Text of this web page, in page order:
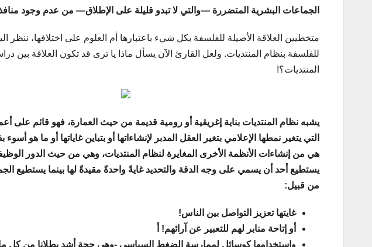
الجماعات البشرية المتضررة —والتي لا تبدو قليلة على الإطلاق— من عدم وجود
متخطيين العلاقة الأصيلة للفلسفة بكل شيء باعتبارها أم العلوم على اختلافها، ننظر
للفلسفة بنظام المنتديات. ولعل القارئ الآن يسأل ماذا يا ترى قد تكون العلاقة بين
المنتديات؟!
يشبه نظام المنتديات بناية إغريقية أو رومية قديمة من حيث العمارة، فهو قائم على
التي يتغير نمطها الإعلامي بتغير العقل المدبر لإنشاءاتها أو بتباين غاياتها أو ما هو
هي من إنشاءات الأنظمة الأخرى المغايرة لنظام المنتديات، وهي من حيث الدور
يستطيع أحد أن يسمي على وجه الدقة والتحديد غايةً واحدةً مقيدةً لها بينما يستطيع
من قبيل:
غايتها تعزيز التواصل بين الناس!
أو إتاحة منابر لهم للتعبير عن آرائهم! أ
واستخدامها كوسائل لممارسة الضغط السياسي -وهي حجة أشد بطلانا من كل